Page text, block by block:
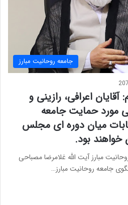
جامعه روحانیت مبارز
207
اعرافی، رازینی و
مورد حمایت جامعه
میان دوره ای مجلس
خواهند بود.
مبارز آیت الله غلامرضا مصباحی
جامعه روحانیت مبارز…